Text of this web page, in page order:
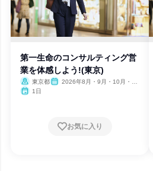
第一生命のコンサルティング営
業を体感しよう!(東京)
東京都
2026年8月・9月・10月・11
1日
お気に入り